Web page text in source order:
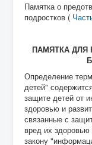
Памятка о
подростков (
ПАМЯТКА
Определение
детей"
защите детей от
здоровью и
связанные с
вред их
закону